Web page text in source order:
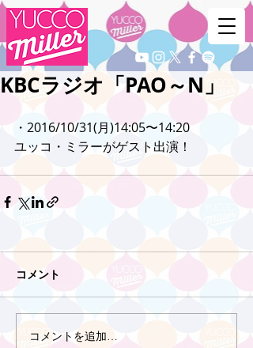
KBCラジオ「PAO～N」
・2016/10/31(月)14:05〜14:20
ユッコ・ミラーがゲスト出演！
コメント
コメントを追加…